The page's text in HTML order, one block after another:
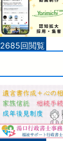
2685回閲覧